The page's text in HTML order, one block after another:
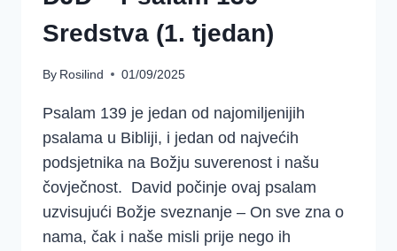
Sredstva (1. tjedan)
By Rosilind 01/09/2025
Psalam 139 je jedan od najomiljenijih
psalama u Bibliji, i jedan od najvećih
podsjetnika na Božju suverenost i našu
čovječnost. David počinje ovaj psalam
uzvisujući Božje sveznanje – On sve zna o
nama, čak i naše misli prije nego ih